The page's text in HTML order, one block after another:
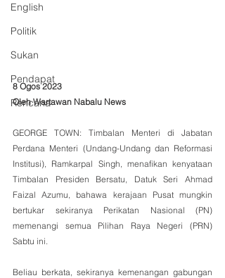
English
Politik
Sukan
Pendapat
Rencana
8 Ogos 2023
Oleh Wartawan Nabalu News
GEORGE TOWN: Timbalan Menteri di Jabatan
Perdana Menteri (Undang-Undang dan Reformasi
Institusi), Ramkarpal Singh, menafikan kenyataan
Timbalan Presiden Bersatu, Datuk Seri Ahmad
Faizal Azumu, bahawa kerajaan Pusat mungkin
bertukar sekiranya Perikatan Nasional (PN)
memenangi semua Pilihan Raya Negeri (PRN)
Sabtu ini.
Beliau berkata, sekiranya kemenangan gabungan